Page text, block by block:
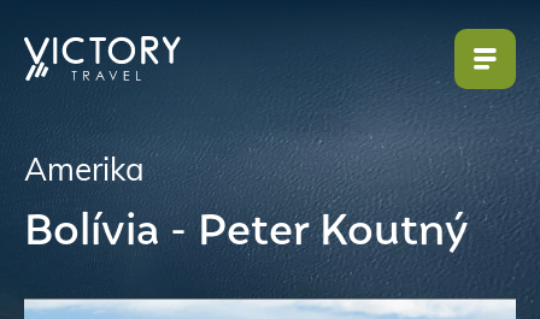
Amerika
Bolívia - Peter Koutný